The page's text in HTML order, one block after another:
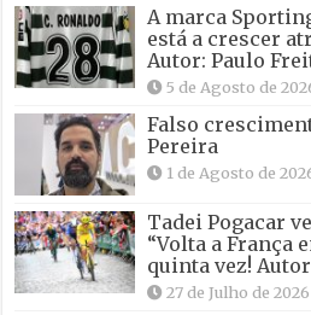
A marca
está a crescer
Autor: Paulo
5 de Agosto de
Falso
Pereira
1 de Agosto de
Tadei Pogacar
“Volta a França
quinta vez!
27 de Julho de 2026